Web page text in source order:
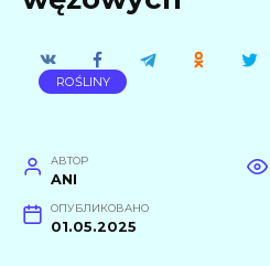
ROŚLINY
АВТОР
ANI
ОПУБЛИКОВАНО
01.05.2025